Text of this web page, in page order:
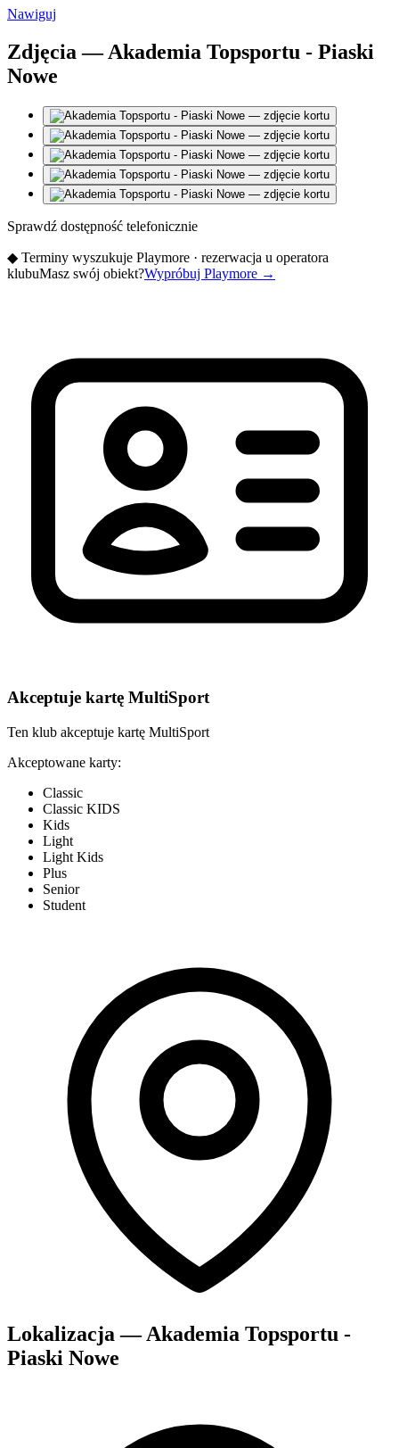
Nawiguj
Zdjęcia — Akademia Topsportu - Piaski
Nowe
Sprawdź dostępność telefonicznie
◆ Terminy wyszukuje Playmore · rezerwacja u operatora
klubuMasz swój obiekt?Wypróbuj Playmore →
Akceptuje kartę MultiSport
Ten klub akceptuje kartę MultiSport
Akceptowane karty:
Classic
Classic KIDS
Kids
Light
Light Kids
Plus
Senior
Student
Lokalizacja — Akademia Topsportu -
Piaski Nowe